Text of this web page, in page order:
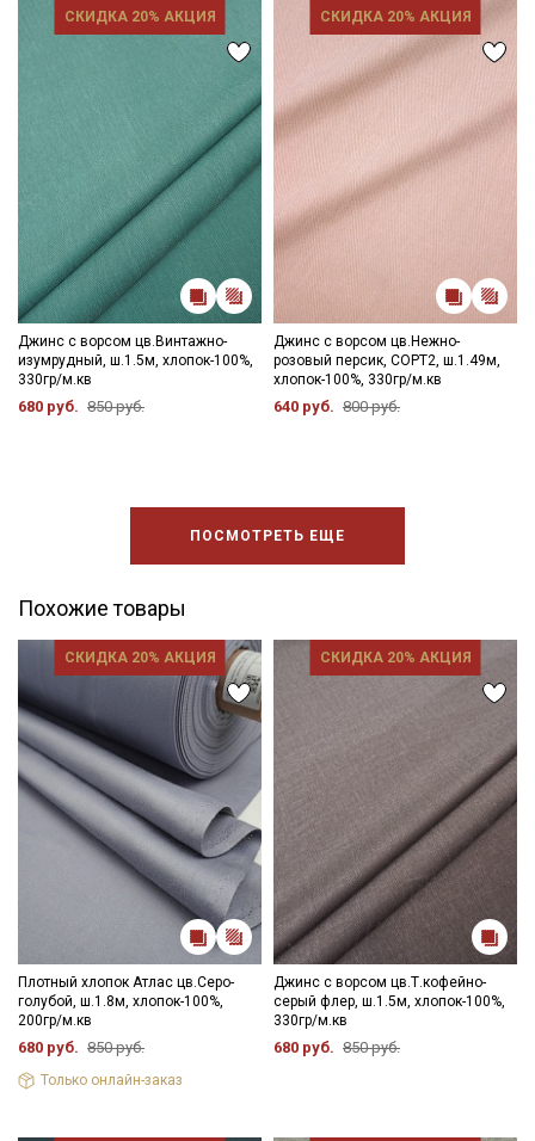
СКИДКА 20% АКЦИЯ
Джинс с ворсом цв.Винтажно-
изумрудный, ш.1.5м, хлопок-100%,
330гр/м.кв
680 руб. 850 руб.
СКИДКА 20% АКЦИЯ
Джинс с ворсом цв.Нежно-
розовый персик, СОРТ2, ш.1.49м,
хлопок-100%, 330гр/м.кв
640 руб. 800 руб.
ПОСМОТРЕТЬ ЕЩЕ
Похожие товары
СКИДКА 20% АКЦИЯ
Плотный хлопок Атлас цв.Серо-
голубой, ш.1.8м, хлопок-100%,
200гр/м.кв
680 руб. 850 руб.
Только онлайн-заказ
СКИДКА 20% АКЦИЯ
Джинс с ворсом цв.Т.кофейно-
серый флер, ш.1.5м, хлопок-100%,
330гр/м.кв
680 руб. 850 руб.
Электронная почта
Подписаться
Ознакомлен(а) сПолитикой обработки персональных
данных
и даюСогласие на обработку персональных
данных
ДаюСогласие на получение рекламных и
информационных рассылок